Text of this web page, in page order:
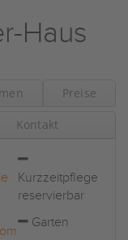
Haus
Preise
Kontakt
Kurzzeitpflege
reservierbar
Garten